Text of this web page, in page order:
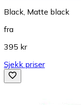
Black, Matte black
fra
395 kr
Sjekk priser